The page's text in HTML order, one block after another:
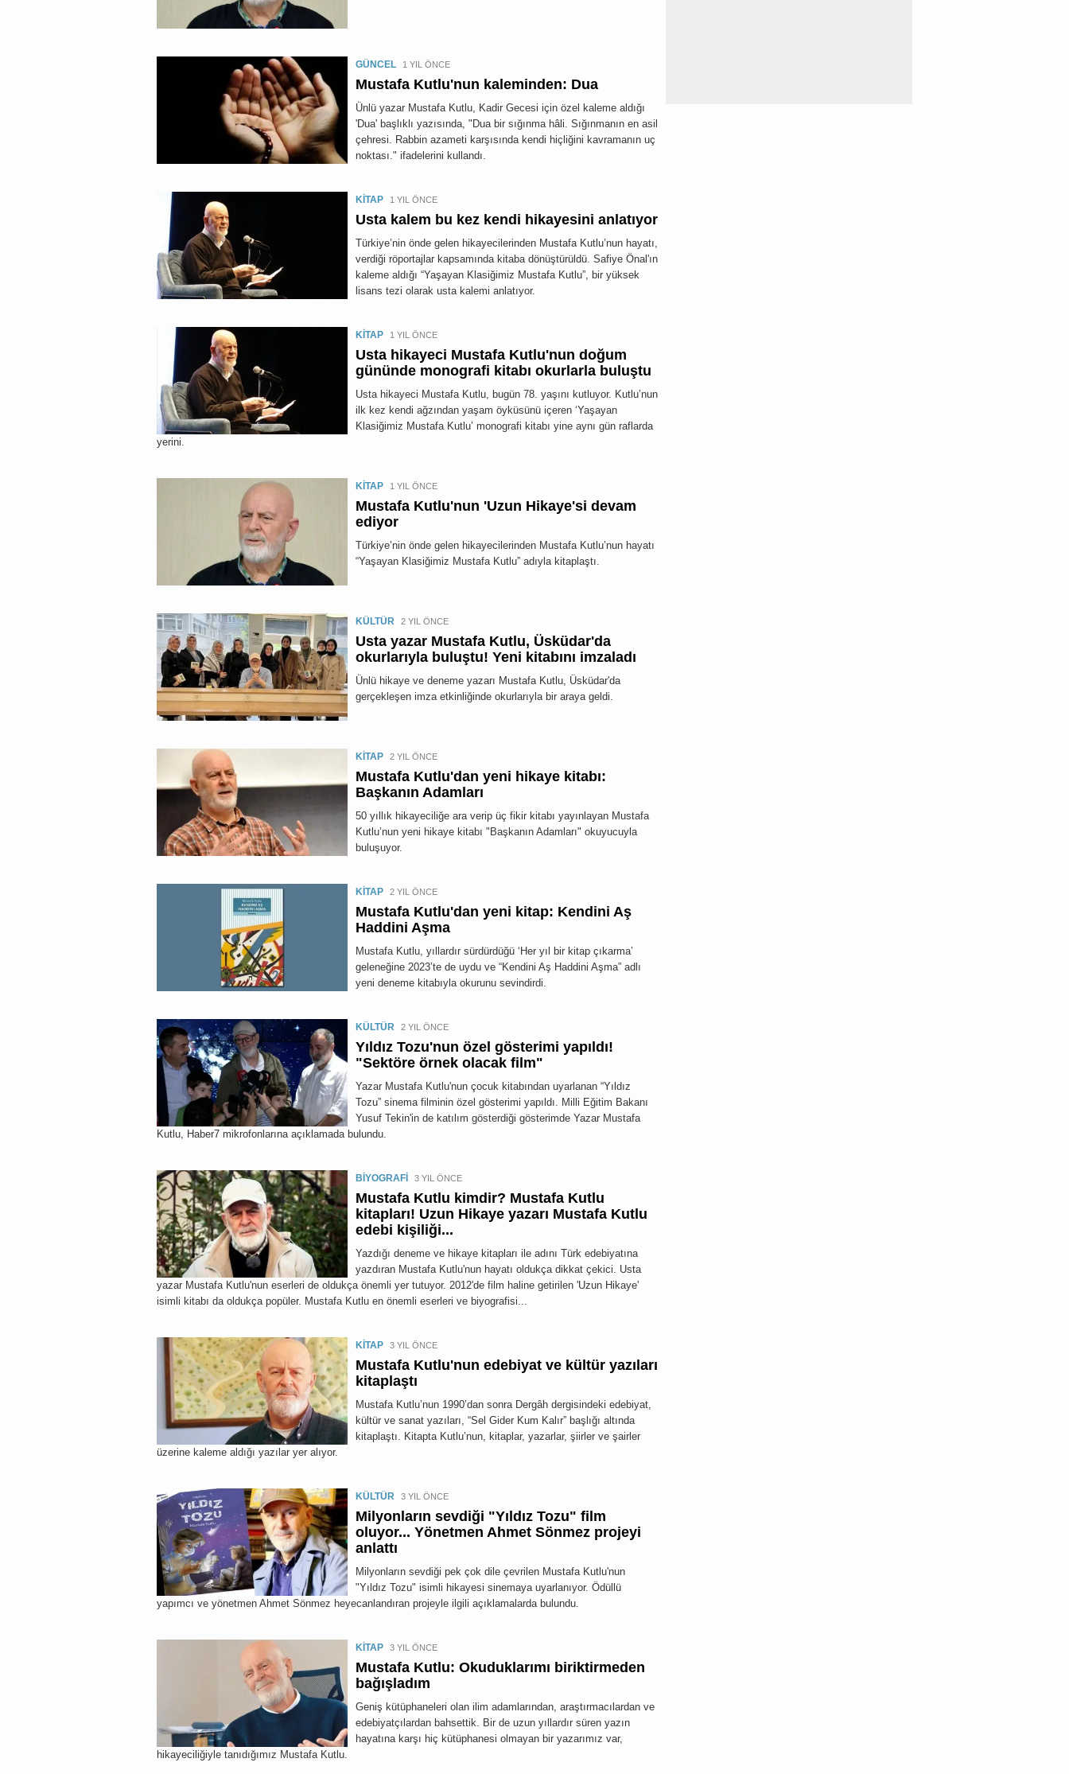
GÜNCEL 1 YIL ÖNCE
Mustafa Kutlu'nun kaleminden: Dua
Ünlü yazar Mustafa Kutlu, Kadir Gecesi için özel kaleme aldığı
'Dua' başlıklı yazısında, "Dua bir sığınma hâli. Sığınmanın en asil
çehresi. Rabbin azameti karşısında kendi hiçliğini kavramanın uç
noktası." ifadelerini kullandı.
KİTAP 1 YIL ÖNCE
Usta kalem bu kez kendi hikayesini anlatıyor
Türkiye’nin önde gelen hikayecilerinden Mustafa Kutlu’nun hayatı,
verdiği röportajlar kapsamında kitaba dönüştürüldü. Safiye Önal'ın
kaleme aldığı “Yaşayan Klasiğimiz Mustafa Kutlu”, bir yüksek
lisans tezi olarak usta kalemi anlatıyor.
KİTAP 1 YIL ÖNCE
Usta hikayeci Mustafa Kutlu'nun doğum
gününde monografi kitabı okurlarla buluştu
Usta hikayeci Mustafa Kutlu, bugün 78. yaşını kutluyor. Kutlu’nun
ilk kez kendi ağzından yaşam öyküsünü içeren ‘Yaşayan
Klasiğimiz Mustafa Kutlu’ monografi kitabı yine aynı gün raflarda
yerini.
KİTAP 1 YIL ÖNCE
Mustafa Kutlu'nun 'Uzun Hikaye'si devam
ediyor
Türkiye’nin önde gelen hikayecilerinden Mustafa Kutlu’nun hayatı
“Yaşayan Klasiğimiz Mustafa Kutlu” adıyla kitaplaştı.
KÜLTÜR 2 YIL ÖNCE
Usta yazar Mustafa Kutlu, Üsküdar'da
okurlarıyla buluştu! Yeni kitabını imzaladı
Ünlü hikaye ve deneme yazarı Mustafa Kutlu, Üsküdar'da
gerçekleşen imza etkinliğinde okurlarıyla bir araya geldi.
KİTAP 2 YIL ÖNCE
Mustafa Kutlu'dan yeni hikaye kitabı:
Başkanın Adamları
50 yıllık hikayeciliğe ara verip üç fikir kitabı yayınlayan Mustafa
Kutlu’nun yeni hikaye kitabı "Başkanın Adamları" okuyucuyla
buluşuyor.
KİTAP 2 YIL ÖNCE
Mustafa Kutlu'dan yeni kitap: Kendini Aş
Haddini Aşma
Mustafa Kutlu, yıllardır sürdürdüğü ‘Her yıl bir kitap çıkarma’
geleneğine 2023’te de uydu ve “Kendini Aş Haddini Aşma” adlı
yeni deneme kitabıyla okurunu sevindirdi.
KÜLTÜR 2 YIL ÖNCE
Yıldız Tozu'nun özel gösterimi yapıldı!
"Sektöre örnek olacak film"
Yazar Mustafa Kutlu'nun çocuk kitabından uyarlanan “Yıldız
Tozu” sinema filminin özel gösterimi yapıldı. Milli Eğitim Bakanı
Yusuf Tekin'in de katılım gösterdiği gösterimde Yazar Mustafa
Kutlu, Haber7 mikrofonlarına açıklamada bulundu.
BİYOGRAFİ 3 YIL ÖNCE
Mustafa Kutlu kimdir? Mustafa Kutlu
kitapları! Uzun Hikaye yazarı Mustafa Kutlu
edebi kişiliği...
Yazdığı deneme ve hikaye kitapları ile adını Türk edebiyatına
yazdıran Mustafa Kutlu'nun hayatı oldukça dikkat çekici. Usta
yazar Mustafa Kutlu'nun eserleri de oldukça önemli yer tutuyor. 2012'de film haline getirilen 'Uzun Hikaye'
isimli kitabı da oldukça popüler. Mustafa Kutlu en önemli eserleri ve biyografisi...
KİTAP 3 YIL ÖNCE
Mustafa Kutlu'nun edebiyat ve kültür yazıları
kitaplaştı
Mustafa Kutlu’nun 1990’dan sonra Dergâh dergisindeki edebiyat,
kültür ve sanat yazıları, “Sel Gider Kum Kalır” başlığı altında
kitaplaştı. Kitapta Kutlu’nun, kitaplar, yazarlar, şiirler ve şairler
üzerine kaleme aldığı yazılar yer alıyor.
KÜLTÜR 3 YIL ÖNCE
Milyonların sevdiği "Yıldız Tozu" film
oluyor... Yönetmen Ahmet Sönmez projeyi
anlattı
Milyonların sevdiği pek çok dile çevrilen Mustafa Kutlu'nun
"Yıldız Tozu" isimli hikayesi sinemaya uyarlanıyor. Ödüllü
yapımcı ve yönetmen Ahmet Sönmez heyecanlandıran projeyle ilgili açıklamalarda bulundu.
KİTAP 3 YIL ÖNCE
Mustafa Kutlu: Okuduklarımı biriktirmeden
bağışladım
Geniş kütüphaneleri olan ilim adamlarından, araştırmacılardan ve
edebiyatçılardan bahsettik. Bir de uzun yıllardır süren yazın
hayatına karşı hiç kütüphanesi olmayan bir yazarımız var,
hikayeciliğiyle tanıdığımız Mustafa Kutlu.